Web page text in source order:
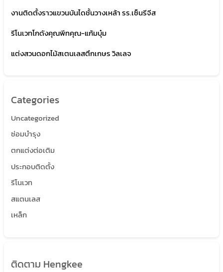
งานติดตั้งราวแขวนบันไดชั้นวางเหล้า รร.เซ็นรีจีส
รีโนเวทโกดังคุณพีทคุณ-แก้มบุ๋ม
แต่งสวนดอกไม้สเตนเลสตึกเกษร วิลเลจ
Categories
Uncategorized
ซ่อมบำรุง
ตกแต่งต่อเติม
ประกอบติดตั้ง
รีโนเวท
สแตนเลส
เหล็ก
ติดตาม Hengkee